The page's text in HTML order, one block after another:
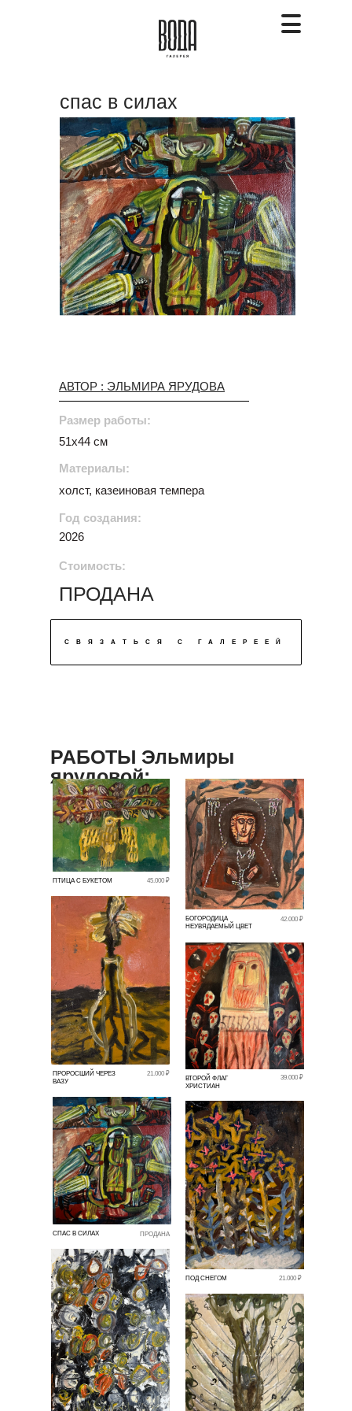
СВЯЗАТЬСЯ С ГАЛЕРЕЕЙ
спас в силах
Размер работы:
ПРОДАНА
Стоимость:
Материалы:
холст, казеиновая темпера
Год создания:
2026
51х44 см
АВТОР : ЭЛЬМИРА ЯРУДОВА
РАБОТЫ Эльмиры
ярудовой:
ПТИЦА С БУКЕТОМ 45.000 ₽
БОГОРОДИЦА
НЕУВЯДАЕМЫЙ ЦВЕТ
42.000 ₽
ПРОРОСШИЙ ЧЕРЕЗ
ВАЗУ
21.000 ₽
СПАС В СИЛАХ ПРОДАНА
ПОД СНЕГОМ 21.000 ₽
ВТОРОЙ ФЛАГ
ХРИСТИАН
39.000 ₽